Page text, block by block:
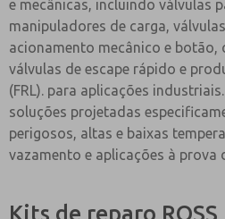
e mecânicas, incluindo válvulas
manipuladores de carga,
acionamento mecânico e botão,
válvulas de escape rápido e
(FRL). para aplicações
soluções projetadas
perigosos, altas e baixas
vazamento e aplicações à prova
Kits de reparo ROSS